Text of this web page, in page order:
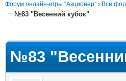
Форум онлайн-игры "Акционер" › Все
№83 "Весенний кубок"
№83